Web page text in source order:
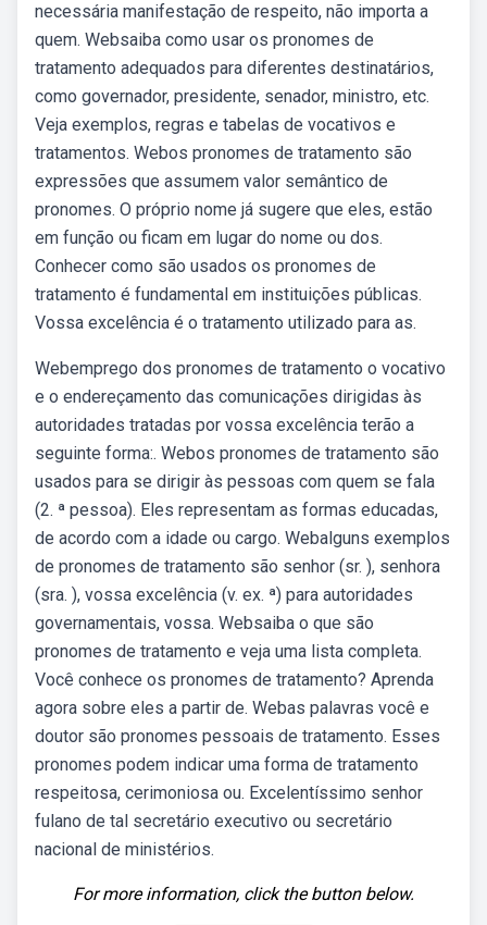
necessária manifestação de respeito, não importa a
quem. Websaiba como usar os pronomes de
tratamento adequados para diferentes destinatários,
como governador, presidente, senador, ministro, etc.
Veja exemplos, regras e tabelas de vocativos e
tratamentos. Webos pronomes de tratamento são
expressões que assumem valor semântico de
pronomes. O próprio nome já sugere que eles, estão
em função ou ficam em lugar do nome ou dos.
Conhecer como são usados os pronomes de
tratamento é fundamental em instituições públicas.
Vossa excelência é o tratamento utilizado para as.
Webemprego dos pronomes de tratamento o vocativo
e o endereçamento das comunicações dirigidas às
autoridades tratadas por vossa excelência terão a
seguinte forma:. Webos pronomes de tratamento são
usados para se dirigir às pessoas com quem se fala
(2. ª pessoa). Eles representam as formas educadas,
de acordo com a idade ou cargo. Webalguns exemplos
de pronomes de tratamento são senhor (sr. ), senhora
(sra. ), vossa excelência (v. ex. ª) para autoridades
governamentais, vossa. Websaiba o que são
pronomes de tratamento e veja uma lista completa.
Você conhece os pronomes de tratamento? Aprenda
agora sobre eles a partir de. Webas palavras você e
doutor são pronomes pessoais de tratamento. Esses
pronomes podem indicar uma forma de tratamento
respeitosa, cerimoniosa ou. Excelentíssimo senhor
fulano de tal secretário executivo ou secretário
nacional de ministérios.
For more information, click the button below.